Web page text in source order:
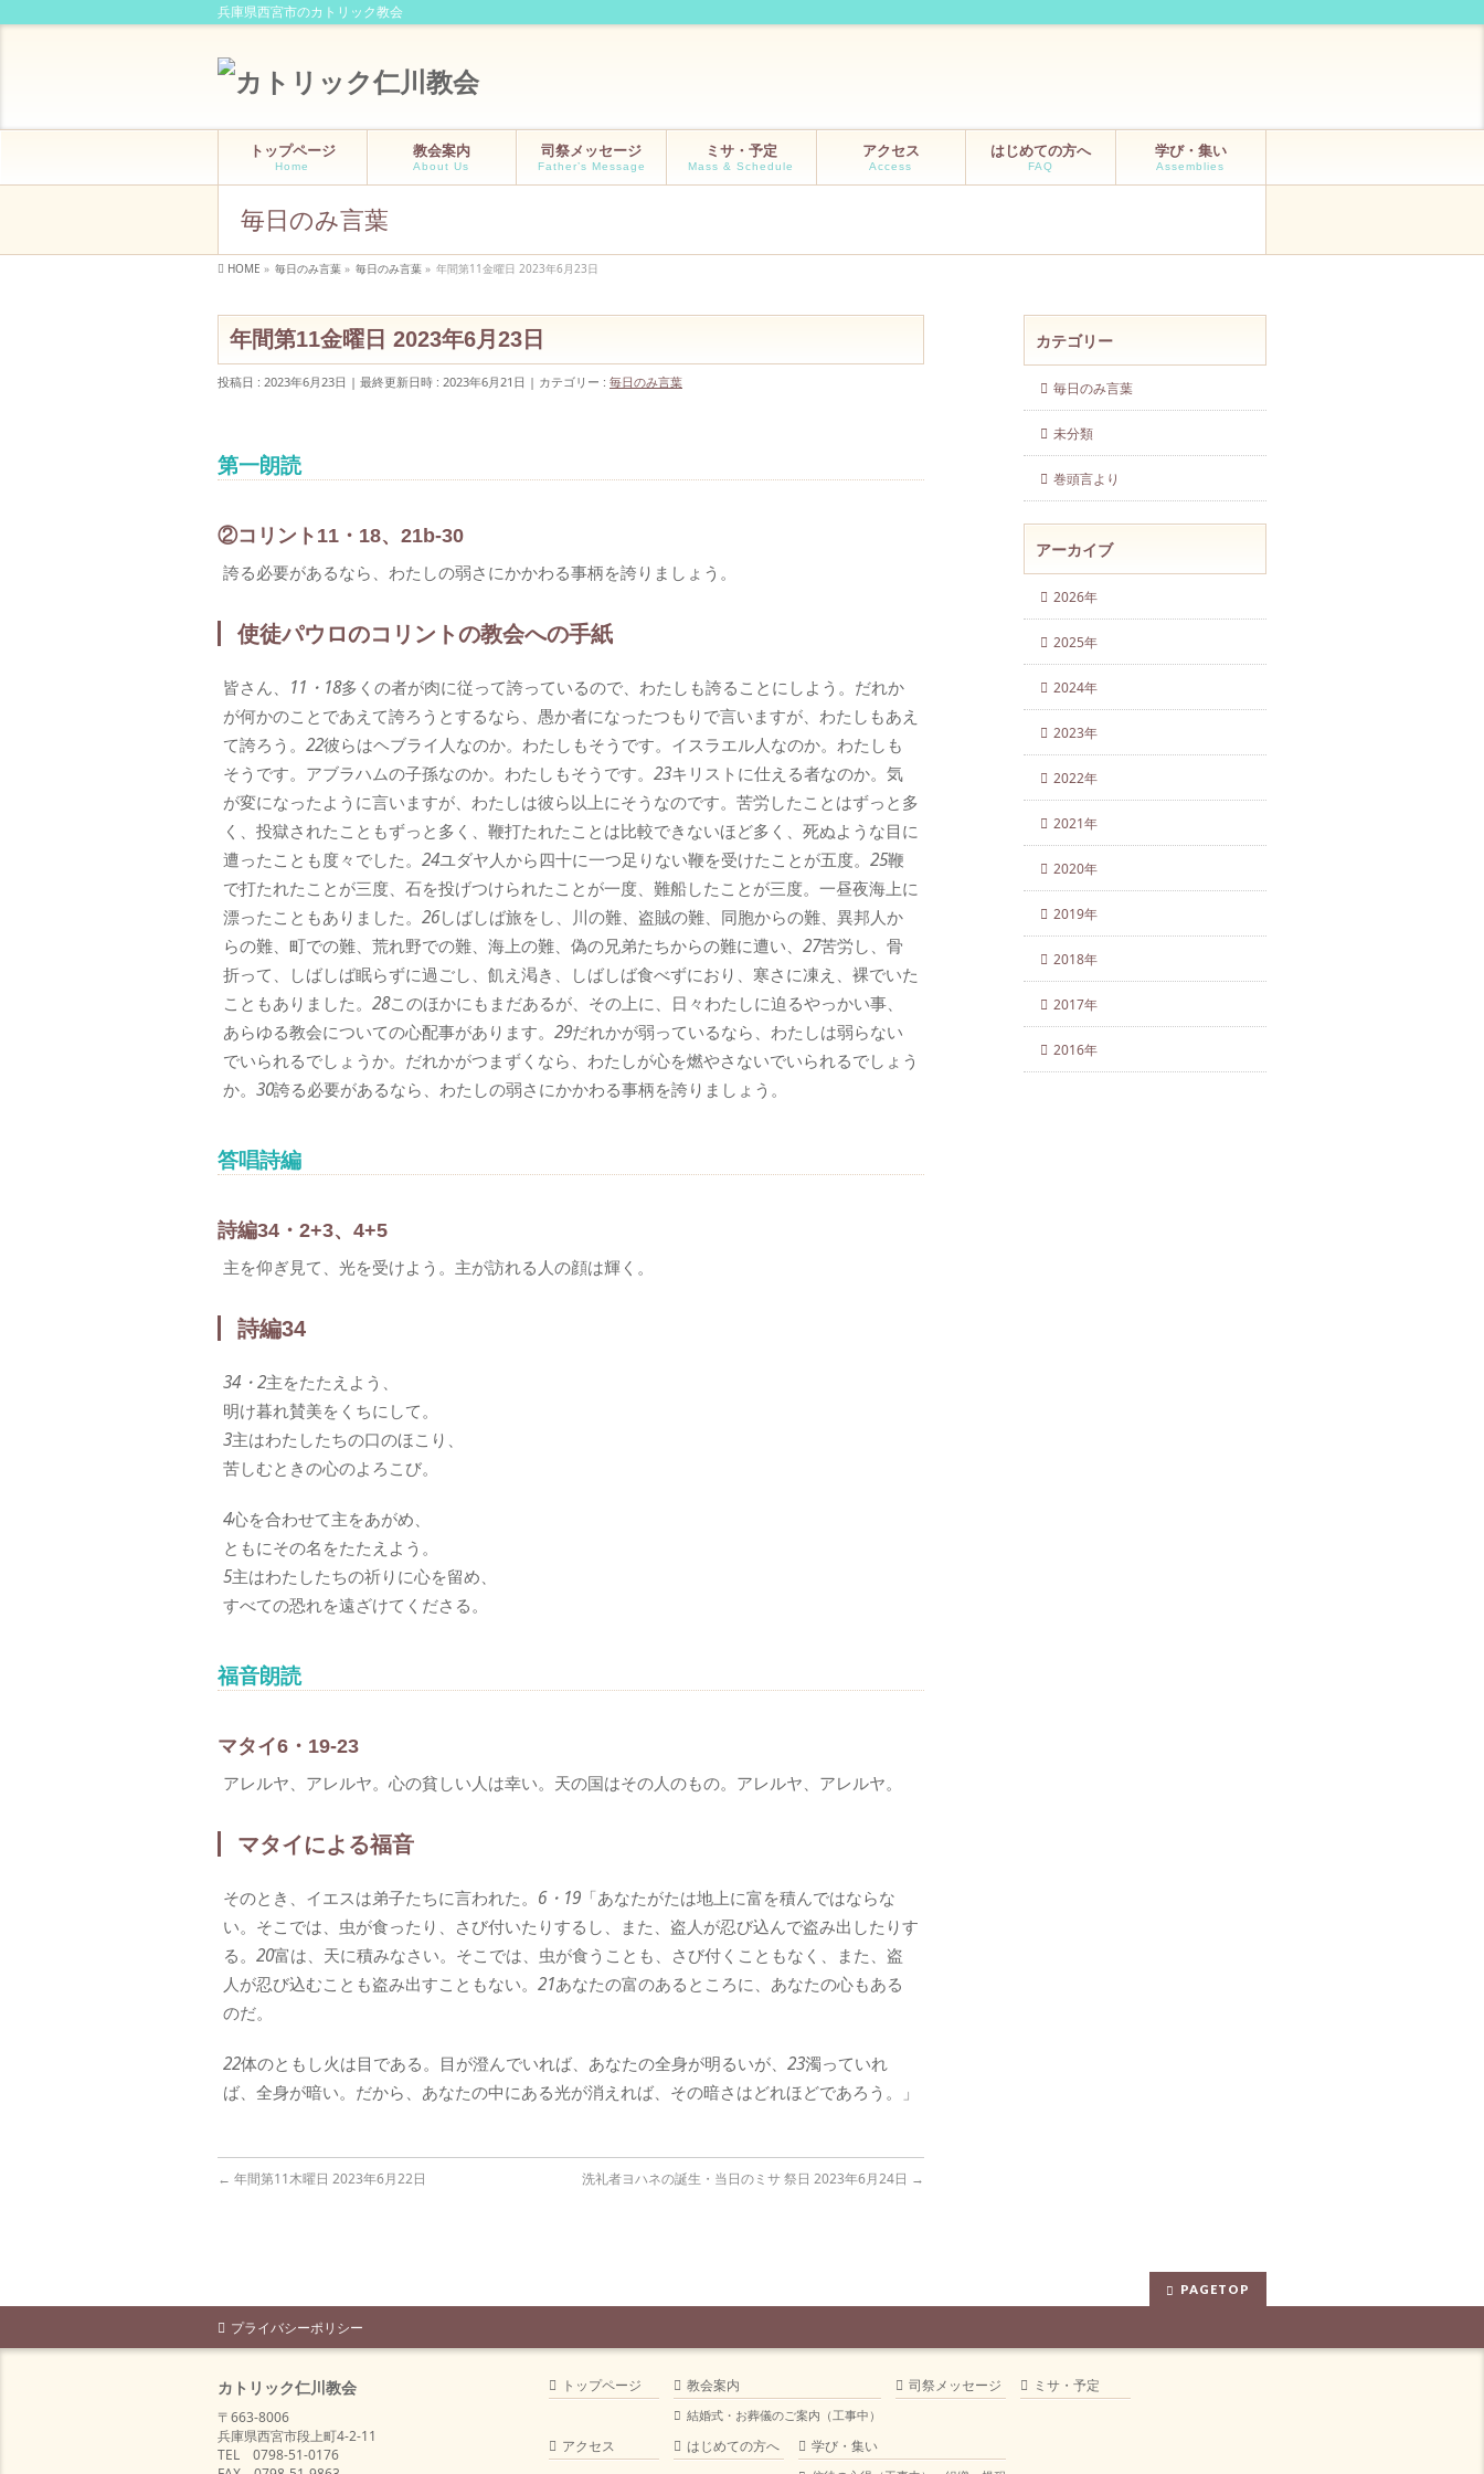
兵庫県西宮市のカトリック教会
トップページ
Home
教会案内
About Us
司祭メッセージ
Father’s Message
ミサ・予定
Mass & Schedule
アクセス
Access
はじめての方へ
FAQ
学び・集い
Assemblies
毎日のみ言葉
HOME » 毎日のみ言葉 » 毎日のみ言葉 » 年間第11金曜日 2023年6月23日
年間第11金曜日 2023年6月23日
投稿日 : 2023年6月23日 最終更新日時 : 2023年6月21日 カテゴリー : 毎日のみ言葉
第一朗読
②コリント11・18、21b-30
誇る必要があるなら、わたしの弱さにかかわる事柄を誇りましょう。
使徒パウロのコリントの教会への手紙
皆さん、 11・18多くの者が肉に従って誇っているので、わたしも誇ることにしよう。だれか
が何かのことであえて誇ろうとするなら、愚か者になったつもりで言いますが、わたしもあえ
て誇ろう。 22彼らはヘブライ人なのか。わたしもそうです。イスラエル人なのか。わたしも
そうです。アブラハムの子孫なのか。わたしもそうです。 23キリストに仕える者なのか。気
が変になったように言いますが、わたしは彼ら以上にそうなのです。苦労したことはずっと多
く、投獄されたこともずっと多く、鞭打たれたことは比較できないほど多く、死ぬような目に
遭ったことも度々でした。 24ユダヤ人から四十に一つ足りない鞭を受けたことが五度。 25鞭
で打たれたことが三度、石を投げつけられたことが一度、難船したことが三度。一昼夜海上に
漂ったこともありました。 26しばしば旅をし、川の難、盗賊の難、同胞からの難、異邦人か
らの難、町での難、荒れ野での難、海上の難、偽の兄弟たちからの難に遭い、 27苦労し、骨
折って、しばしば眠らずに過ごし、飢え渇き、しばしば食べずにおり、寒さに凍え、裸でいた
こともありました。 28このほかにもまだあるが、その上に、日々わたしに迫るやっかい事、
あらゆる教会についての心配事があります。 29だれかが弱っているなら、わたしは弱らない
でいられるでしょうか。だれかがつまずくなら、わたしが心を燃やさないでいられるでしょう
か。 30誇る必要があるなら、わたしの弱さにかかわる事柄を誇りましょう。
答唱詩編
詩編34・2+3、4+5
主を仰ぎ見て、光を受けよう。主が訪れる人の顔は輝く。
詩編34
34・2主をたたえよう、
明け暮れ賛美をくちにして。
3主はわたしたちの口のほこり、
苦しむときの心のよろこび。
4心を合わせて主をあがめ、
ともにその名をたたえよう。
5主はわたしたちの祈りに心を留め、
すべての恐れを遠ざけてくださる。
福音朗読
マタイ6・19-23
アレルヤ、アレルヤ。心の貧しい人は幸い。天の国はその人のもの。アレルヤ、アレルヤ。
マタイによる福音
そのとき、イエスは弟子たちに言われた。 6・19 「あなたがたは地上に富を積んではならな
い。そこでは、虫が食ったり、さび付いたりするし、また、盗人が忍び込んで盗み出したりす
る。 20富は、天に積みなさい。そこでは、虫が食うことも、さび付くこともなく、また、盗
人が忍び込むことも盗み出すこともない。 21あなたの富のあるところに、あなたの心もある
のだ。
22体のともし火は目である。目が澄んでいれば、あなたの全身が明るいが、 23濁っていれ
ば、全身が暗い。だから、あなたの中にある光が消えれば、その暗さはどれほどであろう。」
← 年間第11木曜日 2023年6月22日 洗礼者ヨハネの誕生・当日のミサ 祭日 2023年6月24日 →
カテゴリー
毎日のみ言葉
未分類
巻頭言より
アーカイブ
2026年
2025年
2024年
2023年
2022年
2021年
2020年
2019年
2018年
2017年
2016年
PAGETOP
プライバシーポリシー
カトリック仁川教会
〒663-8006
兵庫県西宮市段上町4-2-11
TEL 0798-51-0176
トップページ 教会案内
結婚式・お葬儀のご案内（工事中）
司祭メッセージ ミサ・予定
アクセス はじめての方へ 学び・集い